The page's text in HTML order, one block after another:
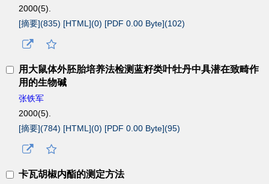
2000(5).
[摘要](835) [HTML](0) [PDF 0.00 Byte](102)
用大鼠体外胚胎培养法检测蓝籽类叶牡丹中具潜在致畸作
用的生物碱
张铁军
2000(5).
[摘要](784) [HTML](0) [PDF 0.00 Byte](95)
卡瓦胡椒内酯的测定方法